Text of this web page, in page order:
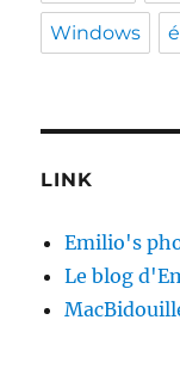
Windows
LINK
Emilio's
Le blog